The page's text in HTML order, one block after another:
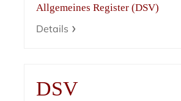
Allgemeines Register (DSV)
Details
DSV